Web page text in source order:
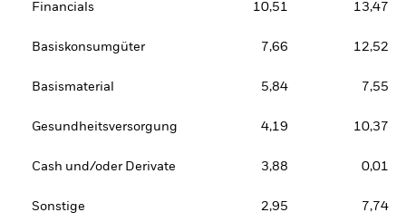
Financials 10,51 13,47
Basiskonsumgüter 7,66 12,52
Basismaterial 5,84 7,55
Gesundheitsversorgung 4,19 10,37
Cash und/oder Derivate 3,88 0,01
Sonstige 2,95 7,74